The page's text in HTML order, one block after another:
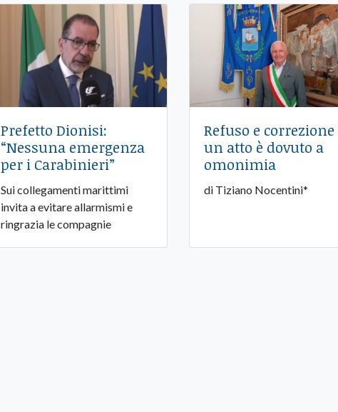
Prefetto Dionisi:
“Nessuna emergenza
per i Carabinieri”
Sui collegamenti marittimi
invita a evitare allarmismi e
ringrazia le compagnie
Refuso e
un atto è dovuto a
omonimia
di Tiziano Nocentini*